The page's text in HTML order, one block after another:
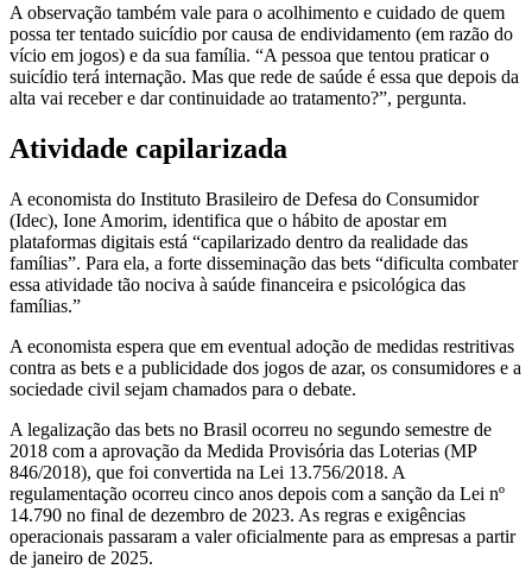
A observação também vale para o acolhimento e cuidado de quem
possa ter tentado suicídio por causa de endividamento (em razão do
vício em jogos) e da sua família. “A pessoa que tentou praticar o
suicídio terá internação. Mas que rede de saúde é essa que depois da
alta vai receber e dar continuidade ao tratamento?”, pergunta.
Atividade capilarizada
A economista do Instituto Brasileiro de Defesa do Consumidor
(Idec), Ione Amorim, identifica que o hábito de apostar em
plataformas digitais está “capilarizado dentro da realidade das
famílias”. Para ela, a forte disseminação das bets “dificulta combater
essa atividade tão nociva à saúde financeira e psicológica das
famílias.”
A economista espera que em eventual adoção de medidas restritivas
contra as bets e a publicidade dos jogos de azar, os consumidores e a
sociedade civil sejam chamados para o debate.
A legalização das bets no Brasil ocorreu no segundo semestre de
2018 com a aprovação da Medida Provisória das Loterias (MP
846/2018), que foi convertida na Lei 13.756/2018. A
regulamentação ocorreu cinco anos depois com a sanção da Lei nº
14.790 no final de dezembro de 2023. As regras e exigências
operacionais passaram a valer oficialmente para as empresas a partir
de janeiro de 2025.